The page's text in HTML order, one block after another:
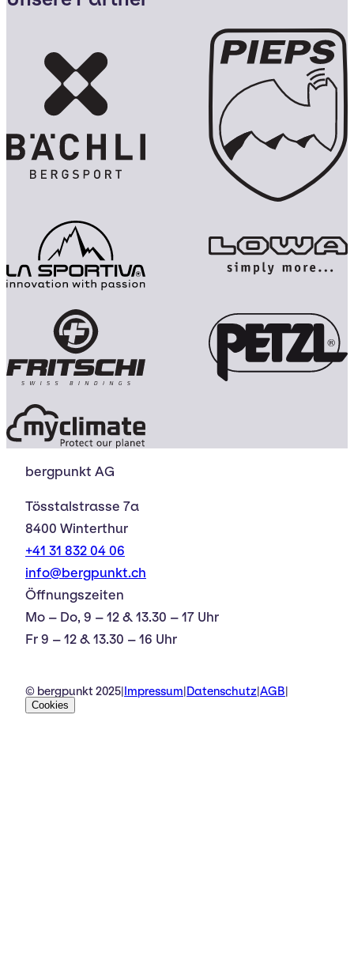
bergpunkt AG
Tösstalstrasse 7a
8400 Winterthur
+41 31 832 04 06
info@bergpunkt.ch
Öffnungszeiten
Mo – Do, 9 – 12 & 13.30 – 17 Uhr
Fr 9 – 12 & 13.30 – 16 Uhr
© bergpunkt 2025 Impressum Datenschutz AGB
Cookies